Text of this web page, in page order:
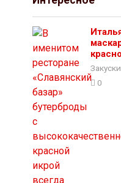
Закуски
0